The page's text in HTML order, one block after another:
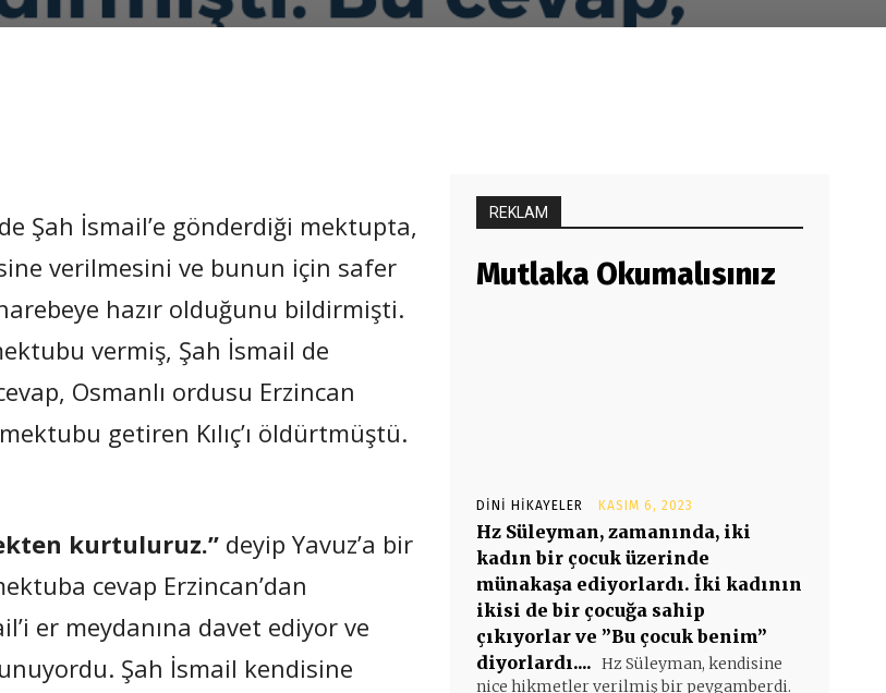
Şah İsmail’e gönderdiği mektupta,
verilmesini ve bunun için safer
hazır olduğunu bildirmişti.
vermiş, Şah İsmail de
Osmanlı ordusu Erzincan
getiren Kılıç’ı öldürtmüştü.
kurtuluruz.” deyip Yavuz’a bir
cevap Erzincan’dan
er meydanına davet ediyor ve
Şah İsmail kendisine
REKLAM
Mutlaka Okumalısınız
DINI HIKAYELER KASIM 6, 2023
Hz Süleyman, zamanında, iki
kadın bir çocuk üzerinde
münakaşa ediyorlardı. İki kadının
ikisi de bir çocuğa sahip
çıkıyorlar ve ”Bu çocuk benim”
diyorlardı.... Hz Süleyman, kendisine
nice hikmetler verilmiş bir peygamberdi.